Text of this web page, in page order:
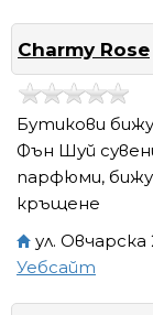
Charmy Rose
Бутикови
Фън Шуй
парфюми,
кръщене
ул. Овчарска
Уебсайт